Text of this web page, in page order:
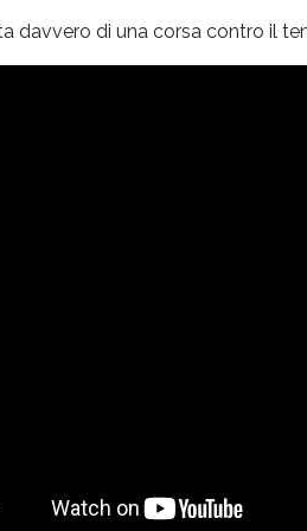
davvero di una corsa contro il